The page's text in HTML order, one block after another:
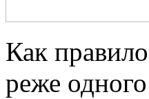
Как
реже